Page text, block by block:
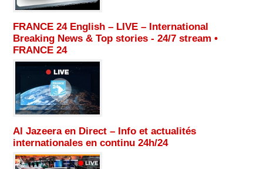
FRANCE 24 English – LIVE – International
Breaking News & Top stories - 24/7 stream •
FRANCE 24
Al Jazeera en Direct – Info et actualités
internationales en continu 24h/24